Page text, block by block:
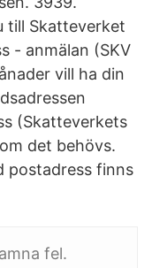
till Skatteverket
- anmälan (SKV
vill ha din
(Skatteverkets
det behövs.
postadress finns
fel.